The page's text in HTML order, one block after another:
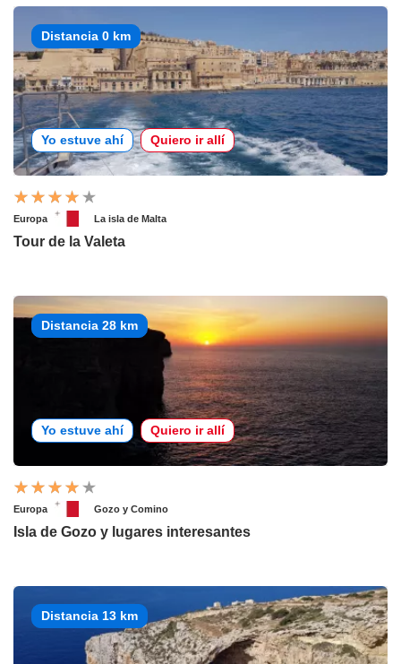
Distancia 0 km
Yo estuve ahí Quiero ir allí
Europa La isla de Malta
Tour de la Valeta
Distancia 28 km
Yo estuve ahí Quiero ir allí
Europa Gozo y Comino
Isla de Gozo y lugares interesantes
Distancia 13 km